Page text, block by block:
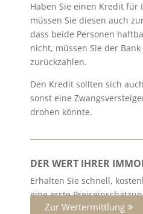
Haben Sie einen Kredit für
müssen Sie diesen auch
dass beide Personen
nicht, müssen Sie der
zurückzahlen.
Den Kredit sollten sich
sonst eine
drohen könnte.
DER WERT IHRER
Erhalten Sie schnell,
eine erste
Zur Wertermittlung